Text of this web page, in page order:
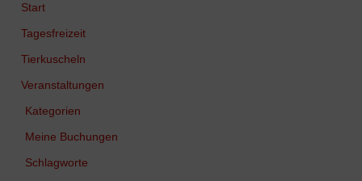
Start
Tagesfreizeit
Tierkuscheln
Veranstaltungen
Kategorien
Meine Buchungen
Schlagworte